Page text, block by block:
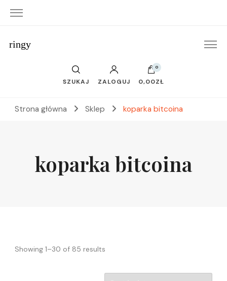
ringy
SZUKAJ ZALOGUJ
0
0,00ZŁ
Strona główna Sklep koparka bitcoina
koparka bitcoina
Showing 1–30 of 85 results